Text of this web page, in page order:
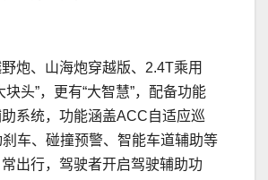
炮、山海炮穿越版、2.4T乘用
块头”，更有“大智慧”，配备功能
系统，功能涵盖ACC自适应巡
车、碰撞预警、智能车道辅助等
出行，驾驶者开启驾驶辅助功